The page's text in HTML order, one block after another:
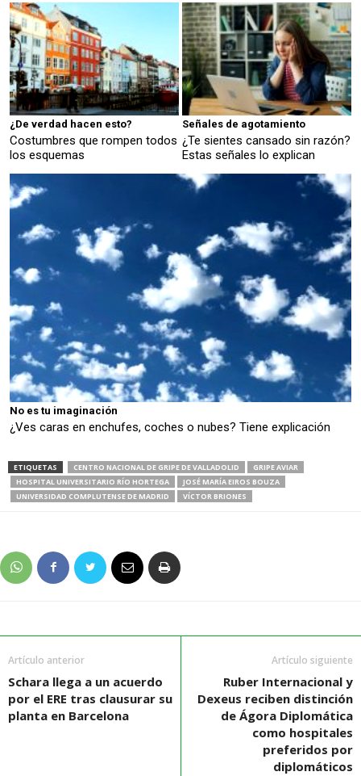
¿De verdad hacen esto?
Costumbres que rompen todos
los esquemas
Señales de agotamiento
¿Te sientes cansado sin razón?
Estas señales lo explican
No es tu imaginación
¿Ves caras en enchufes, coches o nubes? Tiene explicación
ETIQUETAS CENTRO NACIONAL DE GRIPE DE VALLADOLID
GRIPE AVIAR
HOSPITAL UNIVERSITARIO RÍO HORTEGA
JOSÉ MARÍA EIROS BOUZA
UNIVERSIDAD COMPLUTENSE DE MADRID
VÍCTOR BRIONES
Artículo anterior
Schara llega a un acuerdo
por el ERE tras clausurar su
planta en Barcelona
Artículo siguiente
Ruber Internacional y
Dexeus reciben distinción
de Ágora Diplomática
como hospitales
preferidos por
diplomáticos